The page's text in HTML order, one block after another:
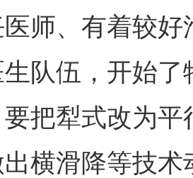
师、有着较
队伍，开始了
把犁式改为
横滑降等技